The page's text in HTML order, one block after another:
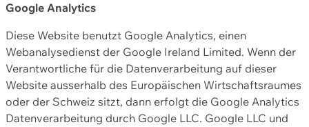
Google Analytics
Diese Website benutzt Google Analytics, einen
Webanalysedienst der Google Ireland Limited. Wenn der
Verantwortliche für die Datenverarbeitung auf dieser
Website ausserhalb des Europäischen Wirtschaftsraumes
oder der Schweiz sitzt, dann erfolgt die Google Analytics
Datenverarbeitung durch Google LLC. Google LLC und